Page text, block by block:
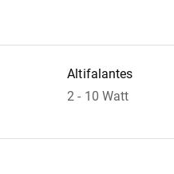
Altifalantes
2 - 10 Watt